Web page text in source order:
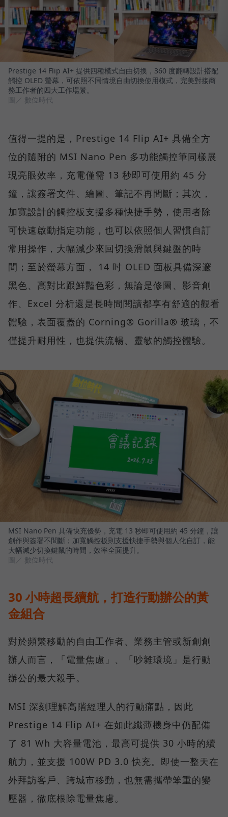
Prestige 14 Flip AI+ 提供四種模式自由切換，360 度翻轉設計搭配
觸控 OLED 螢幕，可依照不同情境自由切換使用模式，完美對接商
務工作者的四大工作場景。
圖／ 數位時代
值得一提的是，Prestige 14 Flip AI+ 具備全方
位的隨附的 MSI Nano Pen 多功能觸控筆同樣展
現亮眼效率，充電僅需 13 秒即可使用約 45 分
鐘，讓簽署文件、繪圖、筆記不再間斷；其次，
加寬設計的觸控板支援多種快捷手勢，使用者除
可快速啟動指定功能，也可以依照個人習慣自訂
常用操作，大幅減少來回切換滑鼠與鍵盤的時
間；至於螢幕方面， 14 吋 OLED 面板具備深邃
黑色、高對比跟鮮豔色彩，無論是修圖、影音創
作、Excel 分析還是長時間閱讀都享有舒適的觀看
體驗，表面覆蓋的 Corning® Gorilla® 玻璃，不
僅提升耐用性，也提供流暢、靈敏的觸控體驗。
MSI Nano Pen 具備快充優勢，充電 13 秒即可使用約 45 分鐘，讓
創作與簽署不間斷；加寬觸控板則支援快捷手勢與個人化自訂，能
大幅減少切換鍵鼠的時間，效率全面提升。
圖／ 數位時代
30 小時超長續航，打造行動辦公的黃
金組合
對於頻繁移動的自由工作者、業務主管或新創創
辦人而言，「電量焦慮」、「吵雜環境」是行動
辦公的最大殺手。
MSI 深刻理解高階經理人的行動痛點，因此
Prestige 14 Flip AI+ 在如此纖薄機身中仍配備
了 81 Wh 大容量電池，最高可提供 30 小時的續
航力，並支援 100W PD 3.0 快充。即使一整天在
外拜訪客戶、跨城市移動，也無需攜帶笨重的變
壓器，徹底根除電量焦慮。